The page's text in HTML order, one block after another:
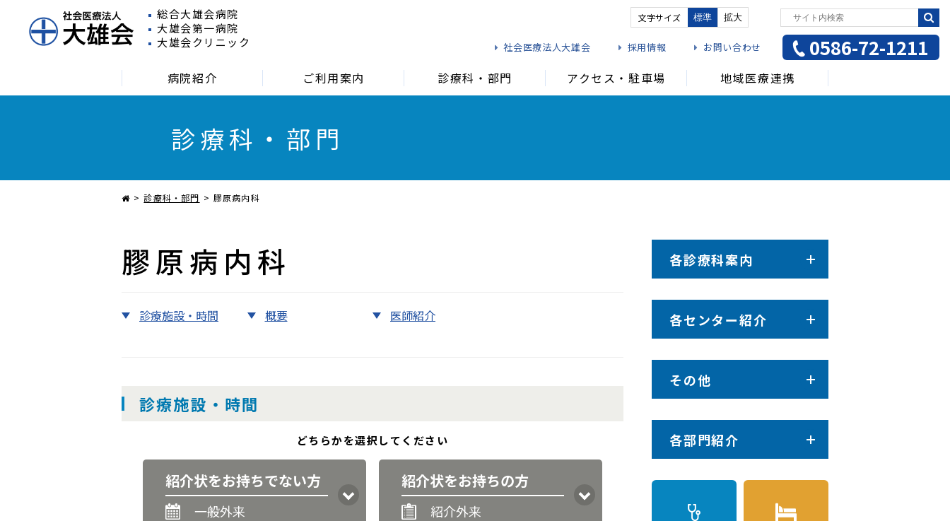
総合大雄会病院
大雄会第一病院
大雄会クリニック
文字サイズ 標準 拡大
社会医療法人大雄会 採用情報 お問い合わせ 0586-72-1211
病院紹介 ご利用案内 診療科・部門 アクセス・駐車場 地域医療連携
診療科・部門
診療科・部門 膠原病内科
膠原病内科
診療施設・時間 概要 医師紹介
診療施設・時間
どちらかを選択してください
紹介状をお持ちでない方
一般外来
紹介状をお持ちの方
紹介外来
各診療科案内
各センター紹介
その他
各部門紹介